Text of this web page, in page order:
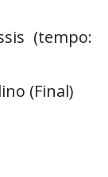
(tempo:
(Final)